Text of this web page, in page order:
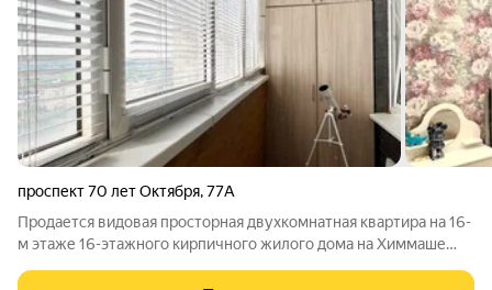
проспект 70 лет Октября,77А
Продается видовая просторная двухкомнатная квартира на 16-
м этаже 16-этажного кирпичного жилого дома на Химмаше